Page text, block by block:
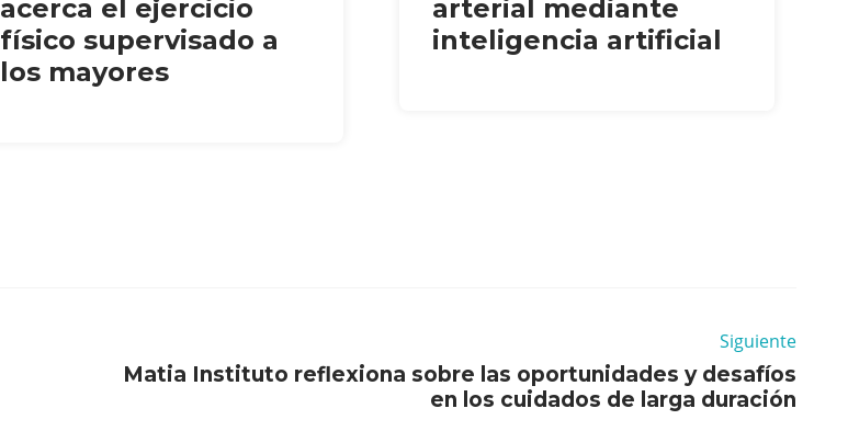
acerca el ejercicio
físico supervisado a
los mayores
arterial mediante
inteligencia artificial
Siguiente
Matia Instituto reflexiona sobre las oportunidades y desafíos
en los cuidados de larga duración